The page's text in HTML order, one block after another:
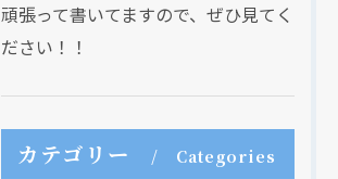
頑張って書いてますので、ぜひ見てく
ださい！！
カテゴリー Categories